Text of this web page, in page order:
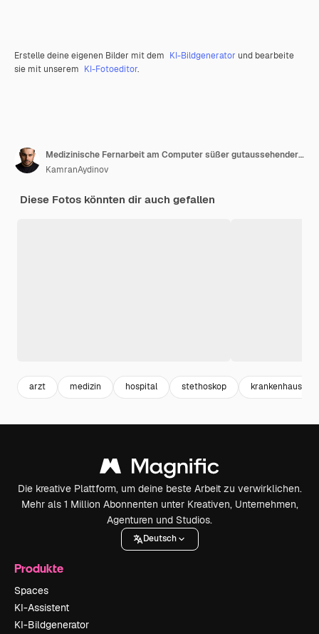
Erstelle deine eigenen Bilder mit dem KI-Bildgenerator und bearbeite
sie mit unserem KI-Fotoeditor.
Medizinische Fernarbeit am Computer süßer gutaussehender Arzt im Laborkittel mit Stethoskop
KamranAydinov
Diese Fotos könnten dir auch gefallen
arzt medizin hospital stethoskop krankenhaus
Die kreative Plattform, um deine beste Arbeit zu verwirklichen.
Mehr als 1 Million Abonnenten unter Kreativen, Unternehmen,
Agenturen und Studios.
Deutsch
Produkte
Spaces
KI-Assistent
KI-Bildgenerator